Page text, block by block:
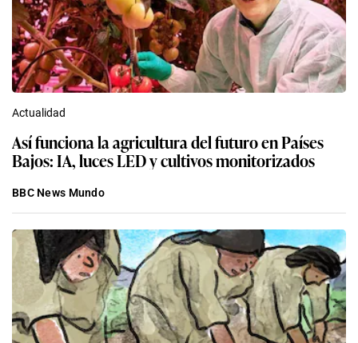
Actualidad
Así funciona la agricultura del futuro en Países
Bajos: IA, luces LED y cultivos monitorizados
BBC News Mundo